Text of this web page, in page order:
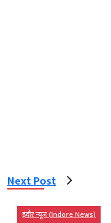
Next Post
इंदौर न्यूज़ (Indore News)